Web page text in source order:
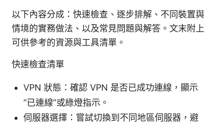
以下內容分成：快速檢查、逐步排解、不同裝置與
情境的實務做法、以及常見問題與解答。文末附上
可供參考的資源與工具清單。
快速檢查清單
VPN 狀態：確認 VPN 是否已成功連線，顯示
“已連線”或綠燈指示。
伺服器選擇：嘗試切換到不同地區伺服器，避